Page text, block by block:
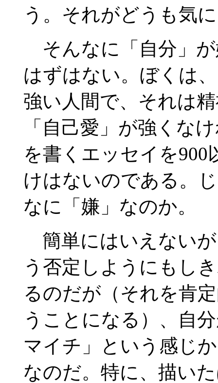
う。それがどうも気
そんなに「自分」
はずはない。ぼくは
強い人間で、それは
「自己愛」が強くな
を書くエッセイを
けはないのである。
なに「嫌」なのか。
簡単にはいえない
う否定しようにもし
るのだが（それを肯
うことになる）、自
マイチ」という感じ
なのだ。特に、描い